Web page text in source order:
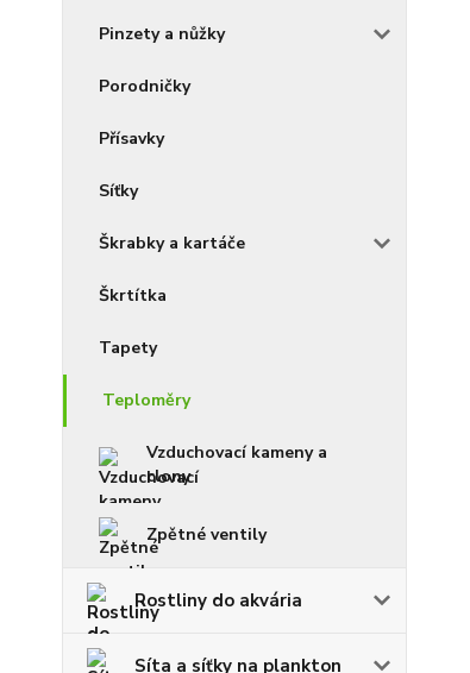
Pinzety a nůžky
Porodničky
Přísavky
Síťky
Škrabky a kartáče
Škrtítka
Tapety
Teploměry
Vzduchovací kameny a
clony
Zpětné ventily
Rostliny do akvária
Síta a síťky na plankton